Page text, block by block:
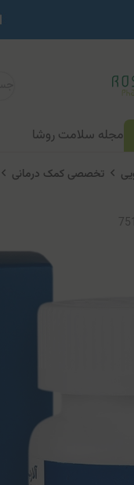
مجله سلامت روشا
تخصصی کمک درمانی